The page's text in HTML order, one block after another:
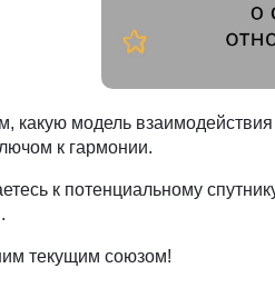
какую модель
к гармонии.
к потенциальному
текущим союзом!